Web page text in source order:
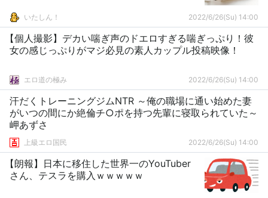
いたしん！ 2022/6/26(Su) 14:00
【個人撮影】デカい喘ぎ声のドエロすぎる喘ぎっぷり！彼
女の感じっぷりがマジ必見の素人カップル投稿映像！
エロ道の極み 2022/6/26(Su) 14:00
汗だくトレーニングジムNTR ～俺の職場に通い始めた妻
がいつの間にか絶倫チ○ポを持つ先輩に寝取られていた～
岬あずさ
上級エロ国民 2022/6/26(Su) 14:00
【朗報】日本に移住した世界一のYouTuber
さん、テスラを購入ｗｗｗｗｗ